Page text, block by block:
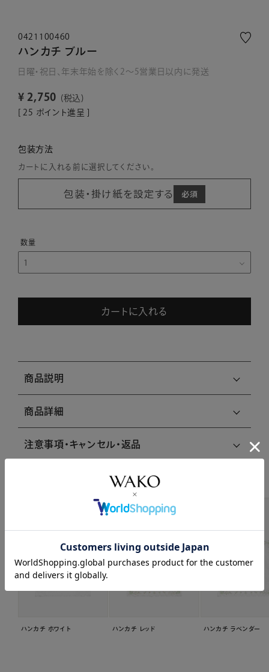
0421100460
ハンカチ ブルー
日曜・祝日、年末年始を除く2～5営業日以内に発送
¥ 2,750
税込
25 ポイント進呈 ]
包装方法
カートに入れる前に選択してください。
包装・掛け紙を設定する
カートに入れる
商品説明
商品詳細
注意事項・キャンセル・返品
ハンカチ ホワイト ハンカチ レッド ハンカチ ラベンダー